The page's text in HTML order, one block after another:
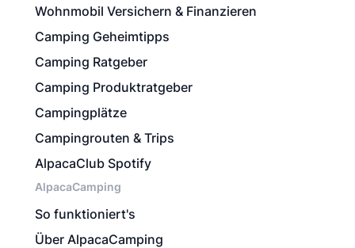
Wohnmobil Versichern & Finanzieren
Camping Geheimtipps
Camping Ratgeber
Camping Produktratgeber
Campingplätze
Campingrouten & Trips
AlpacaClub Spotify
AlpacaCamping
So funktioniert's
Über AlpacaCamping